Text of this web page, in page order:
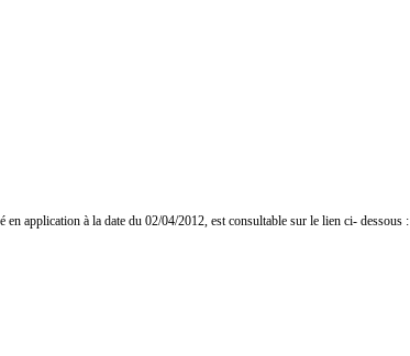
application à la date du 02/04/2012, est consultable sur le lien ci- dessous :